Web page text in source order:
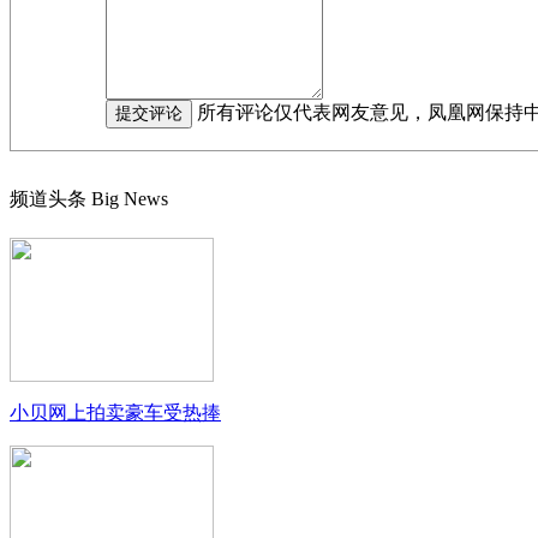
所有评论仅代表网友意见，凤凰网保持
频道头条 Big News
小贝网上拍卖豪车受热捧